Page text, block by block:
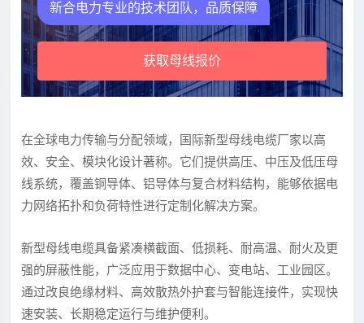
新合电力专业的技术团队，品质保障
获取母线报价
在全球电力传输与分配领域，国际新型母线电缆厂家以高
效、安全、模块化设计著称。它们提供高压、中压及低压母
线系统，覆盖铜导体、铝导体与复合材料结构，能够依据电
力网络拓扑和负荷特性进行定制化解决方案。
新型母线电缆具备紧凑横截面、低损耗、耐高温、耐火及更
强的屏蔽性能，广泛应用于数据中心、变电站、工业园区。
通过改良绝缘材料、高效散热外护套与智能连接件，实现快
速安装、长期稳定运行与维护便利。